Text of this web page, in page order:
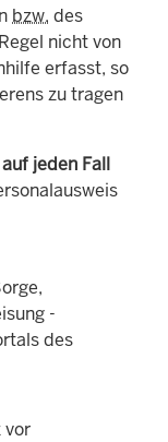
bzw. des
nicht von
erfasst, so
zu tragen
auf jeden Fall
-
des
vor